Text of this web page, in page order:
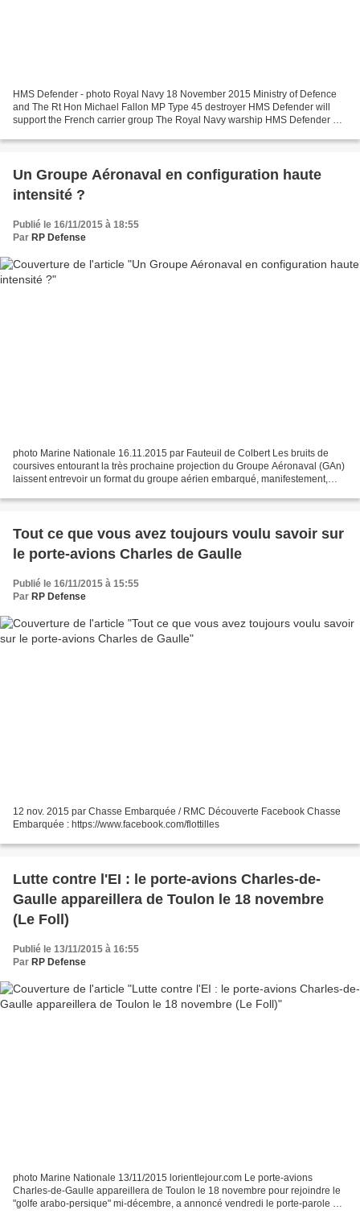
HMS Defender - photo Royal Navy 18 November 2015 Ministry of Defence
and The Rt Hon Michael Fallon MP Type 45 destroyer HMS Defender will
support the French carrier group The Royal Navy warship HMS Defender will
Un Groupe Aéronaval en configuration haute
intensité ?
Publié le 16/11/2015 à 18:55
Par RP Defense
photo Marine Nationale 16.11.2015 par Fauteuil de Colbert Les bruits de
coursives entourant la très prochaine projection du Groupe Aéronaval (GAn)
laissent entrevoir un format du groupe aérien embarqué, manifestement,
Tout ce que vous avez toujours voulu savoir sur
le porte-avions Charles de Gaulle
Publié le 16/11/2015 à 15:55
Par RP Defense
12 nov. 2015 par Chasse Embarquée / RMC Découverte Facebook Chasse
Embarquée : https://www.facebook.com/flottilles
Lutte contre l'EI : le porte-avions Charles-de-
Gaulle appareillera de Toulon le 18 novembre
(Le Foll)
Publié le 13/11/2015 à 16:55
Par RP Defense
photo Marine Nationale 13/11/2015 lorientlejour.com Le porte-avions
Charles-de-Gaulle appareillera de Toulon le 18 novembre pour rejoindre le
"golfe arabo-persique" mi-décembre, a annoncé vendredi le porte-parole du